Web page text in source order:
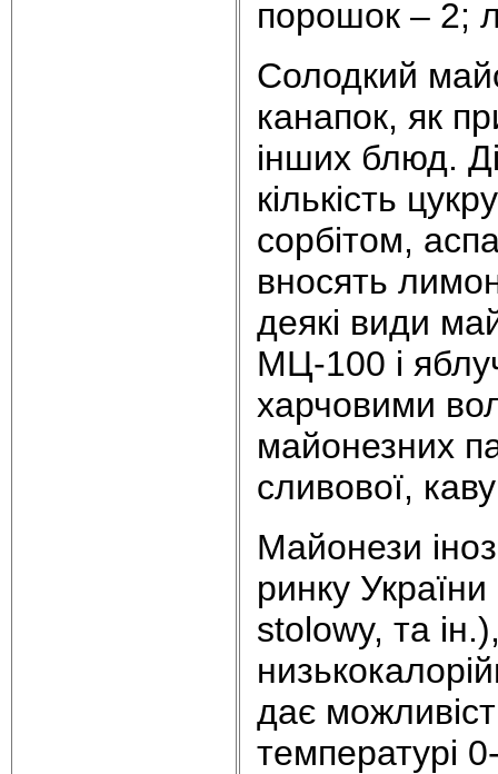
порошок – 2;
Солодкий
канапок, як
інших блюд.
кількість
сорбітом,
вносять
деякі види
МЦ-100 і
харчовими
майонезних
сливової,
Майонези
ринку
stolowy, та
дає
температурі